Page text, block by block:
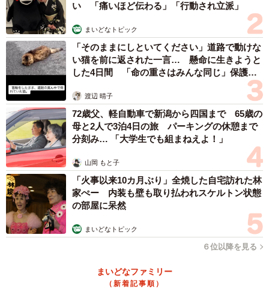
い 「痛いほど伝わる」「行動され立派」
まいどなトピック
「そのままにしといてください」道路で動けな
い猫を前に返された一言… 懸命に生きようと
した4日間 「命の重さはみんな同じ」保護団
渡辺 晴子
72歳父、軽自動車で新潟から四国まで 65歳の
母と2人で3泊4日の旅 パーキングの休憩まで
分刻み… 「大学生でも組まねえよ！」
山岡 もと子
「火事以来10カ月ぶり」全焼した自宅訪れた林
家ぺー 内装も壁も取り払われスケルトン状態
の部屋に呆然
まいどなトピック
６位以降を見る
まいどなファミリー
（新着記事順）